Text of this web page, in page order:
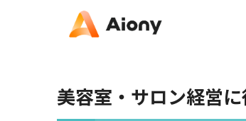
美容室・サロン経営